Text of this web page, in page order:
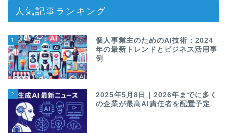
人気記事ランキング
1
個人事業主のためのAI技術：2024
年の最新トレンドとビジネス活用事
例
2
2025年5月8日｜2026年までに多く
の企業が最高AI責任者を配置予定